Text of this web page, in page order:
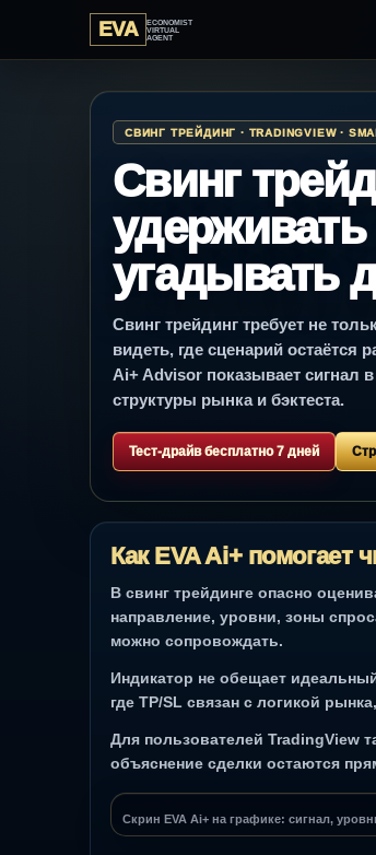
EVA
ECONOMIST
VIRTUAL
AGENT
СВИНГ ТРЕЙДИНГ · TRADINGVIEW ·
Свинг
угадывать
Свинг трейдинг требует не
видеть, где сценарий остаётся
Ai+ Advisor показывает сигнал
структуры рынка и бэктеста.
Тест-драйв бесплатно 7 дней
Как EVA Ai+ помогает
В свинг трейдинге опасно
направление, уровни, зоны
можно сопровождать.
Индикатор не обещает
где TP/SL связан с логикой
Для пользователей TradingView
объяснение сделки остаются
Скрин EVA Ai+ на графике: сигнал,